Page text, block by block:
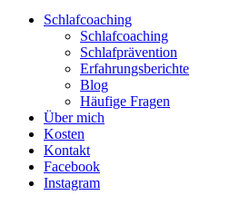
Schlafcoaching
Schlafcoaching
Schlafprävention
Erfahrungsberichte
Blog
Häufige Fragen
Über mich
Kosten
Kontakt
Facebook
Instagram